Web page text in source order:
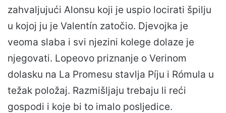
zahvaljujući Alonsu koji je uspio locirati špilju
u kojoj ju je Valentín zatočio. Djevojka je
veoma slaba i svi njezini kolege dolaze je
njegovati. Lopeovo priznanje o Verinom
dolasku na La Promesu stavlja Píju i Rómula u
težak položaj. Razmišljaju trebaju li reći
gospodi i koje bi to imalo posljedice.